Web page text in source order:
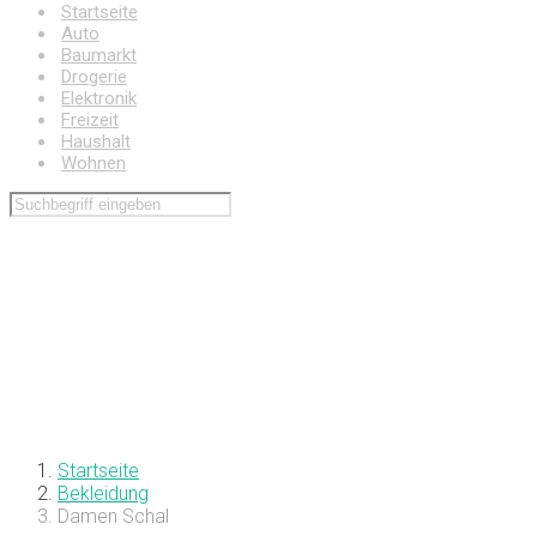
Startseite
Auto
Baumarkt
Drogerie
Elektronik
Freizeit
Haushalt
Wohnen
Startseite
Bekleidung
Damen Schal